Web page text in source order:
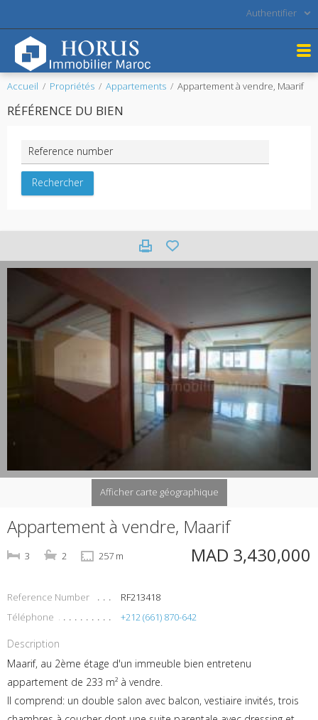
Authentifier
Accueil Propriétés Appartements Appartement à vendre, Maarif
RÉFÉRENCE DU BIEN
Afficher carte géographique
Appartement à vendre, Maarif
MAD 3,430,000
3 2 257 m
Reference Number
RF213418
Téléphone
+212 (661) 870-642
Description
Maarif, au 2ème étage d'un immeuble bien entretenu
appartement de 233 m² à vendre.
Il comprend: un double salon avec balcon, vestiaire invités, trois